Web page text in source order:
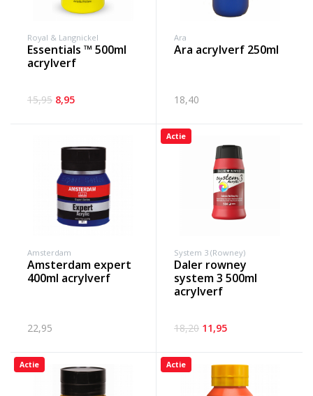
Royal & Langnickel
essentials ™ 500ml
acrylverf
15,95 8,95
Ara
ara acrylverf 250ml
18,40
Amsterdam
amsterdam expert
400ml acrylverf
22,95
Actie
System 3 (Rowney)
daler rowney
system 3 500ml
acrylverf
18,20 11,95
Actie Actie